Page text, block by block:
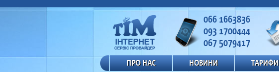
066 1663836
093 1700444
067 5079417
ПРО НАС НОВИНИ ТАРИФИ